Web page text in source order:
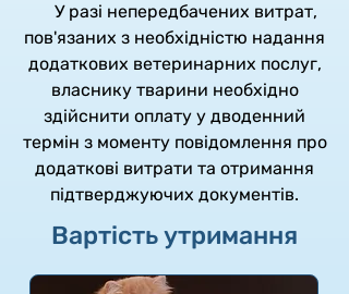
У разі непередбачених витрат,
пов'язаних з необхідністю надання
додаткових ветеринарних послуг,
власнику тварини необхідно
здійснити оплату у дводенний
термін з моменту повідомлення про
додаткові витрати та отримання
підтверджуючих документів.
Вартість утримання